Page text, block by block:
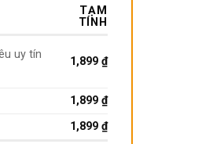
TẠM
TÍNH
uy tín
1,899 ₫
1,899 ₫
1,899 ₫